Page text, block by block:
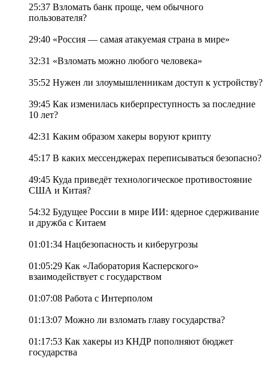
25:37 Взломать банк проще, чем обычного
пользователя?
29:40 «Россия — самая атакуемая страна в мире»
32:31 «Взломать можно любого человека»
35:52 Нужен ли злоумышленникам доступ к устройству?
39:45 Как изменилась киберпреступность за последние
10 лет?
42:31 Каким образом хакеры воруют крипту
45:17 В каких мессенджерах переписываться безопасно?
49:45 Куда приведёт технологическое противостояние
США и Китая?
54:32 Будущее России в мире ИИ: ядерное сдерживание
и дружба с Китаем
01:01:34 Нацбезопасность и киберугрозы
01:05:29 Как «Лаборатория Касперского»
взаимодействует с государством
01:07:08 Работа с Интерполом
01:13:07 Можно ли взломать главу государства?
01:17:53 Как хакеры из КНДР пополняют бюджет
государства